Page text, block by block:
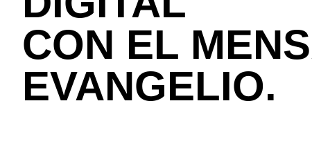
CON EL
EVANGELIO.